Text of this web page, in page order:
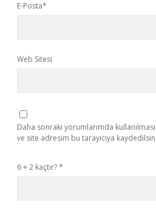
E-Posta*
Web Sitesi
Daha sonraki yorumlarımda
ve site adresim bu tarayıcıya kaydedilsin.
6 + 2 kaçtır?*